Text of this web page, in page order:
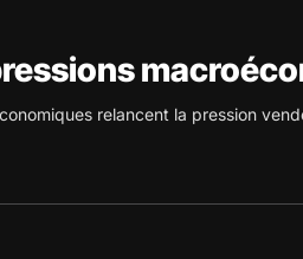
relancent la pression